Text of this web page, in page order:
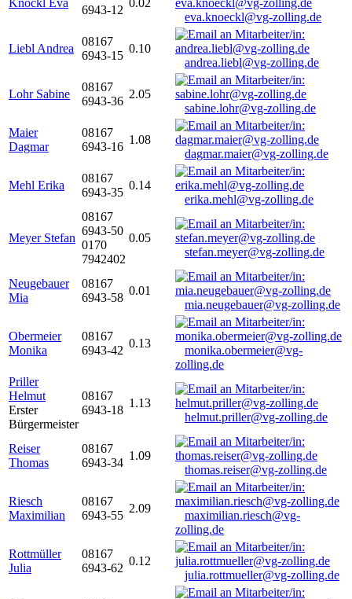
Knöckl Eva
6943-12
0.02
eva.knoeckl@vg-zolling.de
Liebl Andrea
08167
6943-15
0.10
andrea.liebl@vg-zolling.de
Lohr Sabine
08167
6943-36
2.05
sabine.lohr@vg-zolling.de
Maier
Dagmar
08167
6943-16
1.08
dagmar.maier@vg-zolling.de
Mehl Erika
08167
6943-35
0.14
erika.mehl@vg-zolling.de
Meyer Stefan
08167
6943-50
0170
7942402
0.05
stefan.meyer@vg-zolling.de
Neugebauer
Mia
08167
6943-58
0.01
mia.neugebauer@vg-zolling.de
Obermeier
Monika
08167
6943-42
0.13
monika.obermeier@vg-
zolling.de
Priller
Helmut
Erster
Bürgermeister
08167
6943-18
1.13
helmut.priller@vg-zolling.de
Reiser
Thomas
08167
6943-34
1.09
thomas.reiser@vg-zolling.de
Riesch
Maximilian
08167
6943-55
2.09
maximilian.riesch@vg-
zolling.de
Rottmüller
Julia
08167
6943-62
0.12
julia.rottmueller@vg-zolling.de